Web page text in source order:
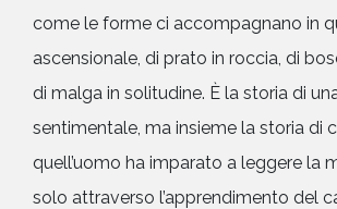
come le forme ci accompagnano in
ascensionale, di prato in roccia, di
di malga in solitudine. È la storia di
sentimentale, ma insieme la storia di
quell’uomo ha imparato a leggere la
solo attraverso l’apprendimento del